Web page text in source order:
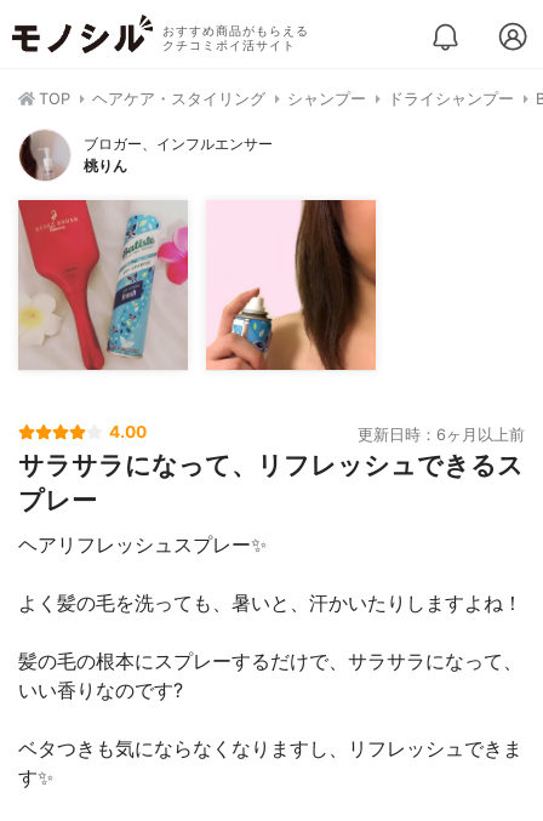
おすすめ商品がもらえる
クチコミポイ活サイト
TOP ヘアケア・スタイリング シャンプー ドライシャンプー
ブロガー、インフルエンサー
桃りん
4.00 更新日時：6ヶ月以上前
サラサラになって、リフレッシュできるス
プレー
ヘアリフレッシュスプレー✨
よく髪の毛を洗っても、暑いと、汗かいたりしますよね！
髪の毛の根本にスプレーするだけで、サラサラになって、
いい香りなのです?
ベタつきも気にならなくなりますし、リフレッシュできま
す✨